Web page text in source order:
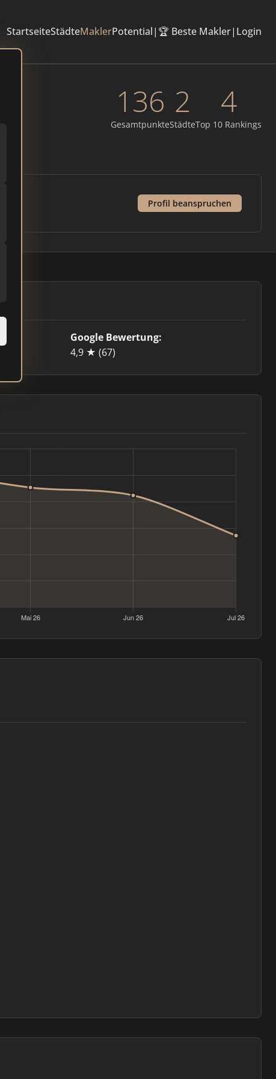
StartseiteStädteMaklerPotential| 🏆 Beste Makler| Login
136
Gesamtpunkte
2
Städte
4
Top 10 Rankings
Profil beanspruchen
Google Bewertung:
4,9 ★ (67)